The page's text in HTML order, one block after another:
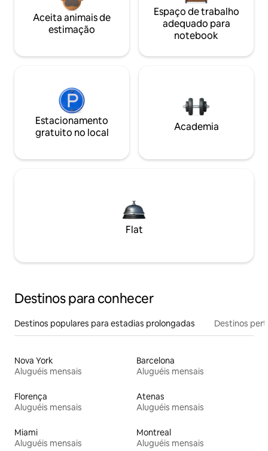
Aceita animais de
estimação
Espaço de trabalho
adequado para
notebook
Estacionamento
gratuito no local
Academia
Flat
Destinos para conhecer
Destinos populares para estadias prolongadas Destinos
Nova York
Aluguéis mensais
Barcelona
Aluguéis mensais
Florença
Aluguéis mensais
Atenas
Aluguéis mensais
Miami
Aluguéis mensais
Montreal
Aluguéis mensais